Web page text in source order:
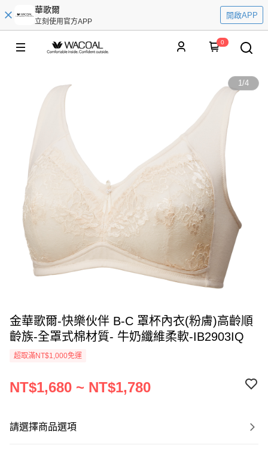
華歌爾
立刻使用官方APP
開啟APP
0
1/4
金華歌爾-快樂伙伴 B-C 罩杯內衣(粉膚)高齡順
齡族-全罩式棉材質- 牛奶纖維柔軟-IB2903IQ
超取滿NT$1,000免運
NT$1,680 ~ NT$1,780
請選擇商品選項